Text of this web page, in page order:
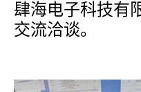
肆海电子科技有
交流洽谈。